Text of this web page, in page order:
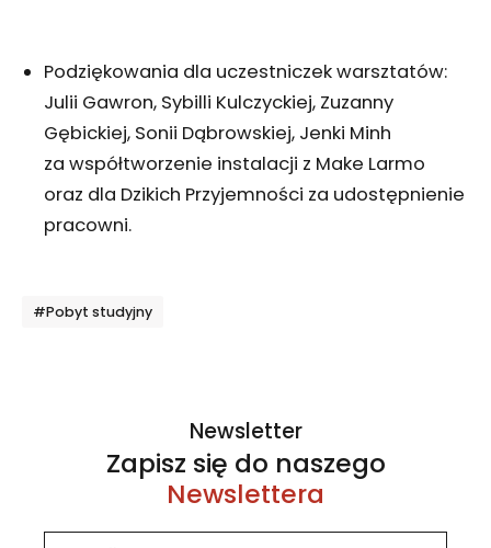
Podziękowania dla uczestniczek warsztatów:
Julii Gawron, Sybilli Kulczyckiej, Zuzanny
Gębickiej, Sonii Dąbrowskiej, Jenki Minh
za współtworzenie instalacji z Make Larmo
oraz dla Dzikich Przyjemności za udostępnienie
pracowni.
#Pobyt studyjny
Newsletter
Zapisz się do naszego
Newslettera